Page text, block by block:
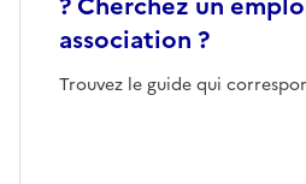
association ?
Trouvez le guide qui